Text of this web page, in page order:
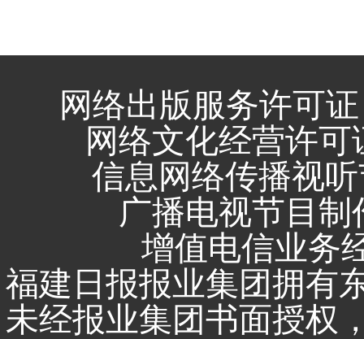
网络出版服务许可
网络文化经营许可
信息网络传播视
广播电视节目
增值电信业务
福建日报报业集团拥有
未经报业集团书面授权